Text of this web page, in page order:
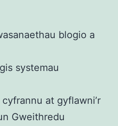
blogio a
systemau
at gyflawni’r
Gweithredu